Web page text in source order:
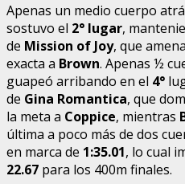
Apenas un medio cuerpo
sostuvo el 2° lugar,
de Mission of Joy, que
exacta a Brown. Apenas ½
guapeó arribando en el 4°
de Gina Romantica, que
la meta a Coppice, mientras
última a poco más de dos
en marca de 1:35.01, lo cual
22.67 para los 400m finales.